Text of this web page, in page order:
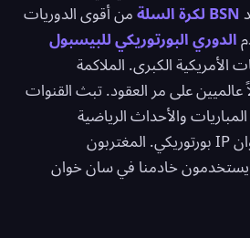
BSN لكرة السلة
من أقوى الدوريات
الدوري البورتوريكي للبيسبول
الأمريكية الكبرى. الملاكمة
عالميين على مر العقود. تبث القنوات
المباريات والأحداث الرياضية
البورتوريكية – متاحة بعنوان IP بورتوريكي. المغتربون
يستخدمون خادمنا في سان خوان